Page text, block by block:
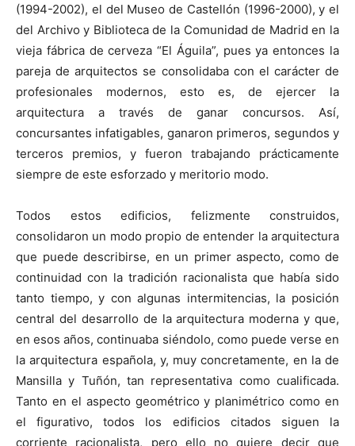
(1994-2002), el del Museo de Castellón (1996-2000), y el
del Archivo y Biblioteca de la Comunidad de Madrid en la
vieja fábrica de cerveza “El Águila”, pues ya entonces la
pareja de arquitectos se consolidaba con el carácter de
profesionales modernos, esto es, de ejercer la
arquitectura a través de ganar concursos. Así,
concursantes infatigables, ganaron primeros, segundos y
terceros premios, y fueron trabajando prácticamente
siempre de este esforzado y meritorio modo.
Todos estos edificios, felizmente construidos,
consolidaron un modo propio de entender la arquitectura
que puede describirse, en un primer aspecto, como de
continuidad con la tradición racionalista que había sido
tanto tiempo, y con algunas intermitencias, la posición
central del desarrollo de la arquitectura moderna y que,
en esos años, continuaba siéndolo, como puede verse en
la arquitectura española, y, muy concretamente, en la de
Mansilla y Tuñón, tan representativa como cualificada.
Tanto en el aspecto geométrico y planimétrico como en
el figurativo, todos los edificios citados siguen la
corriente racionalista, pero ello no quiere decir que